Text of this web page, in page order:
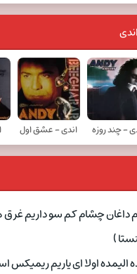
- چند روزه اندی - عشق اول
داغان چشام کم سو داریم
)
الیمده اولا ای یاریم ریمیکس